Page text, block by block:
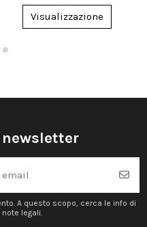
Visualizzazione
A questo scopo, cerca le info di
legali.